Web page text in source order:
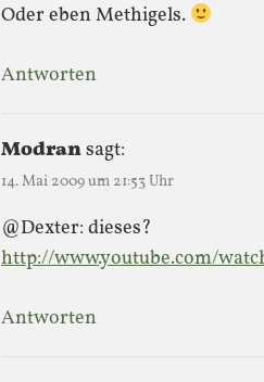
Oder eben Methigels.
Antworten
Modransagt:
14. Mai 2009 um 21:53 Uhr
@Dexter: dieses?
http://www.youtube.com/
Antworten